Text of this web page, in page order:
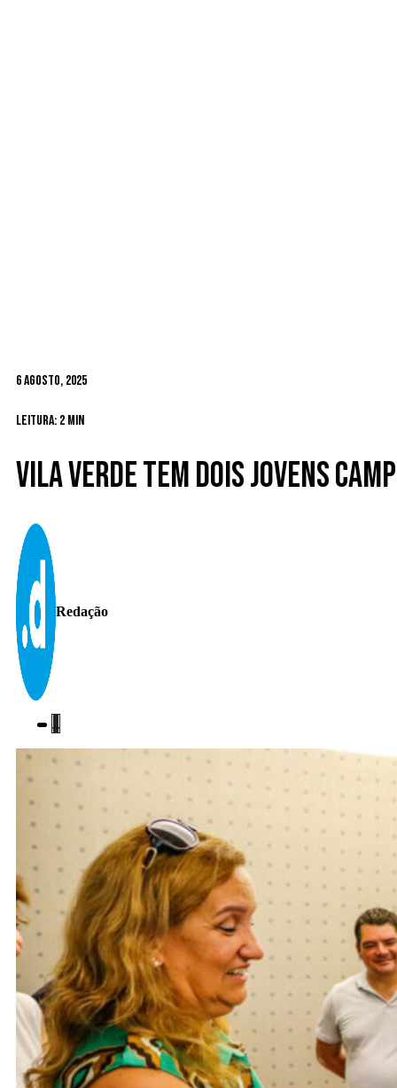
6 Agosto, 2025
Leitura: 2 min
Vila Verde tem dois jovens
Redação